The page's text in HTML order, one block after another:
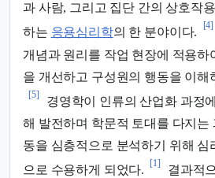
과 사람, 그리고 집단 간의 상호작
하는 응용심리학의 한 분야이다.
[4]
개념과 원리를 작업 현장에 적용하
을 개선하고 구성원의 행동을 이해
[5]
경영학이 인류의 산업화 과정
해 발전하며 학문적 토대를 다지는
동을 심층적으로 분석하기 위해 심
으로 수용하게 되었다.
[1]
결과적